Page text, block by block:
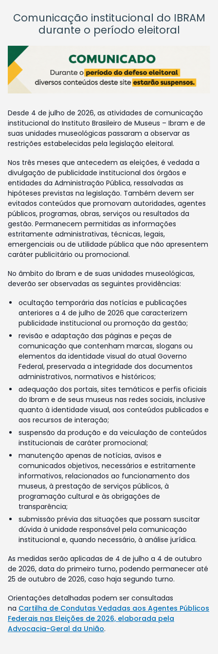
Comunicação institucional do IBRAM
durante o período eleitoral
Desde 4 de julho de 2026, as atividades de comunicação
institucional do Instituto Brasileiro de Museus – Ibram e de
suas unidades museológicas passaram a observar as
restrições estabelecidas pela legislação eleitoral.
Nos três meses que antecedem as eleições, é vedada a
divulgação de publicidade institucional dos órgãos e
entidades da Administração Pública, ressalvadas as
hipóteses previstas na legislação. Também devem ser
evitados conteúdos que promovam autoridades, agentes
públicos, programas, obras, serviços ou resultados da
gestão. Permanecem permitidas as informações
estritamente administrativas, técnicas, legais,
emergenciais ou de utilidade pública que não apresentem
caráter publicitário ou promocional.
No âmbito do Ibram e de suas unidades museológicas,
deverão ser observadas as seguintes providências:
ocultação temporária das notícias e publicações
anteriores a 4 de julho de 2026 que caracterizem
publicidade institucional ou promoção da gestão;
revisão e adaptação das páginas e peças de
comunicação que contenham marcas, slogans ou
elementos da identidade visual do atual Governo
Federal, preservada a integridade dos documentos
administrativos, normativos e históricos;
adequação dos portais, sites temáticos e perfis oficiais
do Ibram e de seus museus nas redes sociais, inclusive
quanto à identidade visual, aos conteúdos publicados e
aos recursos de interação;
suspensão da produção e da veiculação de conteúdos
institucionais de caráter promocional;
manutenção apenas de notícias, avisos e
comunicados objetivos, necessários e estritamente
informativos, relacionados ao funcionamento dos
museus, à prestação de serviços públicos, à
programação cultural e às obrigações de
transparência;
submissão prévia das situações que possam suscitar
dúvida à unidade responsável pela comunicação
institucional e, quando necessário, à análise jurídica.
As medidas serão aplicadas de 4 de julho a 4 de outubro
de 2026, data do primeiro turno, podendo permanecer até
25 de outubro de 2026, caso haja segundo turno.
Orientações detalhadas podem ser consultadas
na Cartilha de Condutas Vedadas aos Agentes Públicos
Federais nas Eleições de 2026, elaborada pela
Advocacia-Geral da União.